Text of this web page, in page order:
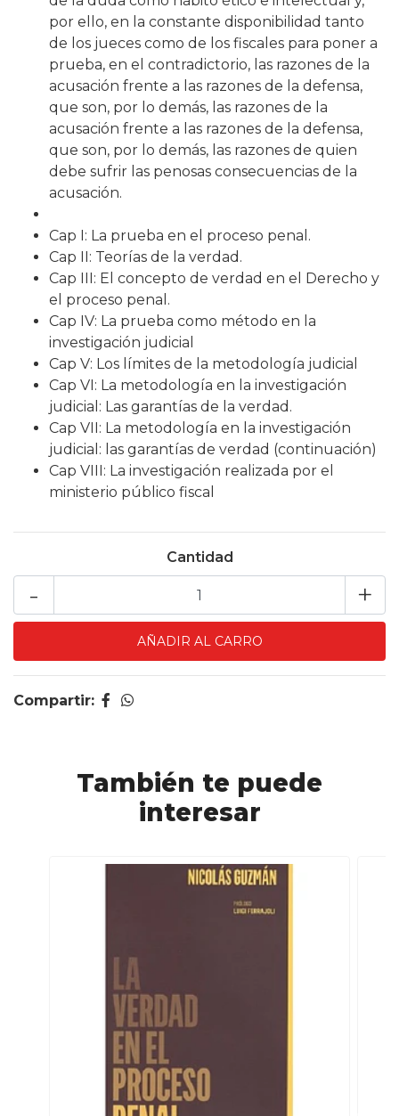
por ello, en la constante disponibilidad tanto
de los jueces como de los fiscales para poner a
prueba, en el contradictorio, las razones de la
acusación frente a las razones de la defensa,
que son, por lo demás, las razones de la
acusación frente a las razones de la defensa,
que son, por lo demás, las razones de quien
debe sufrir las penosas consecuencias de la
acusación.
Cap I: La prueba en el proceso penal.
Cap II: Teorías de la verdad.
Cap III: El concepto de verdad en el Derecho y
el proceso penal.
Cap IV: La prueba como método en la
investigación judicial
Cap V: Los límites de la metodología judicial
Cap VI: La metodología en la investigación
judicial: Las garantías de la verdad.
Cap VII: La metodología en la investigación
judicial: las garantías de verdad (continuación)
Cap VIII: La investigación realizada por el
ministerio público fiscal
Cantidad
+
-
Compartir:
También te puede
interesar